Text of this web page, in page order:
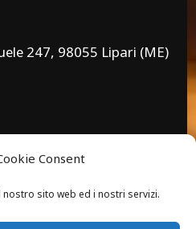
Consent
sito web ed i nostri servizi.
247, 98055 Lipari (ME)
- 3738740643 - Piva